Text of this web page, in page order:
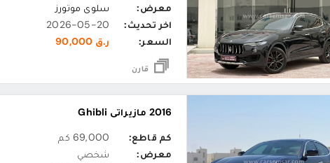
معرض:
سلوى موتورز
اخر تحديث:
2026-05-20
السعر:
ر.ق 90,000
قارن
2016 مازيراتي Ghibli
كم قاطع:
69,000 كم
معرض:
شخصي